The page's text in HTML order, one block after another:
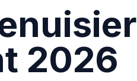
2026